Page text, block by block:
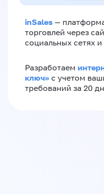
inSales —
торговлей через
социальных сетях
Разработаем
ключ»‎ с учетом
требований за 20